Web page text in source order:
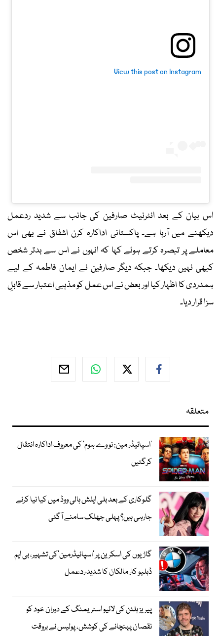
View this post on Instagram
اس بیان کے بعد انٹرنیٹ صارفین کی جانب سے شدید ردعمل
دیکھنے میں آرہا ہے۔ پاکستانی اداکارہ کرن اشفاق نے بھی اس
معاملے پر تبصرہ کرتے ہوئے کہا کہ انہوں نے اس سے بدتر شخص
کبھی نہیں دیکھا۔ جبکہ دیگر صارفین نے ایمان فاطمہ کے لیے
ہمدردی کا اظہار کیا اور بعض نے اس عمل کو مذہبی اعتبار سے قابلِ
سزا قرار دیا۔
متعلقہ
’اسپائیڈر مین: نو وے ہوم‘ کی معروف اداکارہ انتقال
کرگئیں
گلوکاری کے بعد بلی ایلش ہالی ووڈ میں کیا نیا کرنے
جارہی ہیں؟ پہلی جھلک سامنے آگئی
گاڑیوں کی اسکرین پر ’اسپائیڈرمین‘کی تشہیر، بی ایم
ڈبلیو کار مالکان کا شدید ردعمل
پیریز ہلٹن کی لائیو اسٹریمنگ کے دوران خود کو
نقصان پہنچانے کی کوشش، پولیس نے بروقت